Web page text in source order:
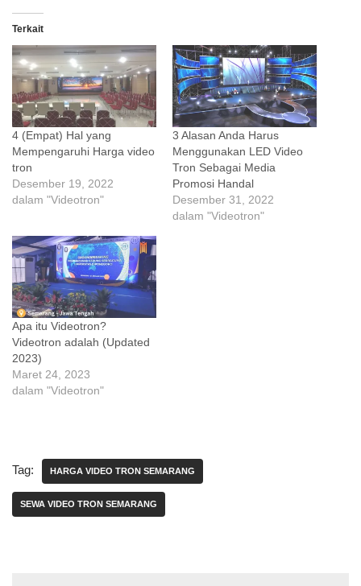
Terkait
4 (Empat) Hal yang
Mempengaruhi Harga video
tron
Desember 19, 2022
dalam "Videotron"
3 Alasan Anda Harus
Menggunakan LED Video
Tron Sebagai Media
Promosi Handal
Desember 31, 2022
dalam "Videotron"
Apa itu Videotron?
Videotron adalah (Updated
2023)
Maret 24, 2023
dalam "Videotron"
Tag: HARGA VIDEO TRON SEMARANG
SEWA VIDEO TRON SEMARANG